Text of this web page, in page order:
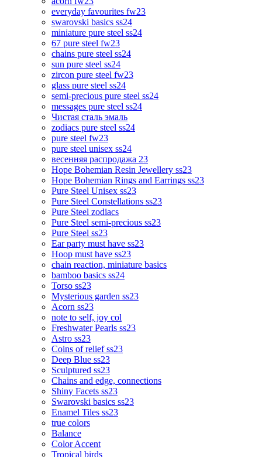
everyday favourites fw23
swarovski basics ss24
miniature pure steel ss24
67 pure steel fw23
chains pure steel ss24
sun pure steel ss24
zircon pure steel fw23
glass pure steel ss24
semi-precious pure steel ss24
messages pure steel ss24
Чистая сталь эмаль
zodiacs pure steel ss24
pure steel fw23
pure steel unisex ss24
весенняя распродажа 23
Hope Bohemian Resin Jewellery ss23
Hope Bohemian Rings and Earrings ss23
Pure Steel Unisex ss23
Pure Steel Constellations ss23
Pure Steel zodiacs
Pure Steel semi-precious ss23
Pure Steel ss23
Ear party must have ss23
Hoop must have ss23
chain reaction, miniature basics
bamboo basics ss24
Torso ss23
Mysterious garden ss23
Acorn ss23
note to self, joy col
Freshwater Pearls ss23
Astro ss23
Coins of relief ss23
Deep Blue ss23
Sculptured ss23
Chains and edge, connections
Shiny Facets ss23
Swarovski basics ss23
Enamel Tiles ss23
true colors
Balance
Color Accent
Tropical birds